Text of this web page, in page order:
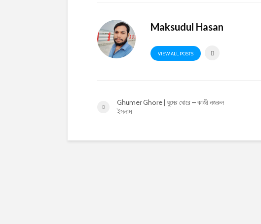
Maksudul Hasan
VIEW ALL POSTS
Ghumer Ghore | ঘুমের ঘোরে – কাজী নজরুল
ইসলাম